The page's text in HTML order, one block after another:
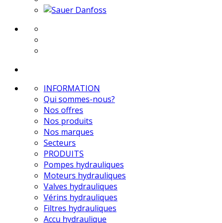
INFORMATION
Qui sommes-nous?
Nos offres
Nos produits
Nos marques
Secteurs
PRODUITS
Pompes hydrauliques
Moteurs hydrauliques
Valves hydrauliques
Vérins hydrauliques
Filtres hydrauliques
Accu hydraulique